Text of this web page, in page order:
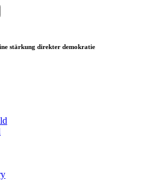
stärkung direkter demokratie